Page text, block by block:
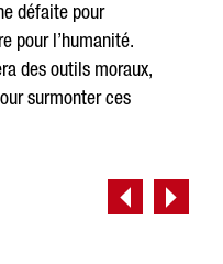
défaite pour
pour l’humanité.
des outils moraux,
surmonter ces